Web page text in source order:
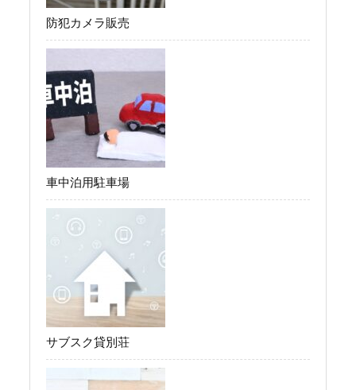
防犯カメラ販売
車中泊用駐車場
サブスク貸別荘